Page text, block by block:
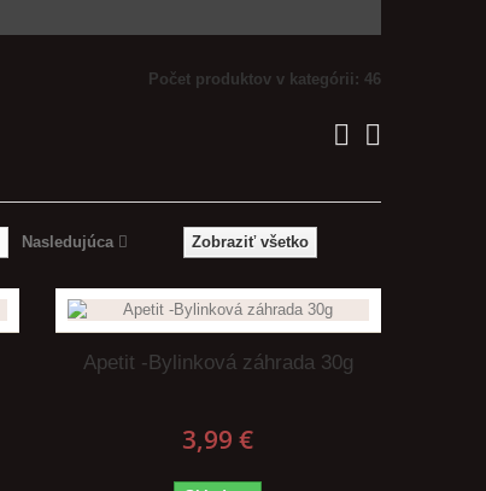
Počet produktov v kategórii: 46
Zobraziť všetko
Nasledujúca
Apetit -Bylinková záhrada 30g
3,99 €